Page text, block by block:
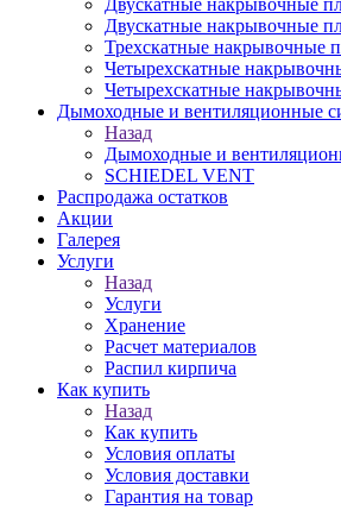
Двускатные накрывочные
Двускатные накрывочные
Трехскатные накрывочные
Четырехскатные
Четырехскатные
Дымоходные и вентиляционные
Назад
Дымоходные и
SCHIEDEL VENT
Распродажа остатков
Акции
Галерея
Услуги
Назад
Услуги
Хранение
Расчет материалов
Распил кирпича
Как купить
Назад
Как купить
Условия оплаты
Условия доставки
Гарантия на товар